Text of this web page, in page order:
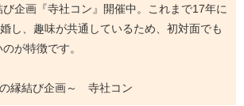
企画『寺社コン』開催中。これまで17年に
し、趣味が共通しているため、初対面でも
が特徴です。
縁結び企画～ 寺社コン